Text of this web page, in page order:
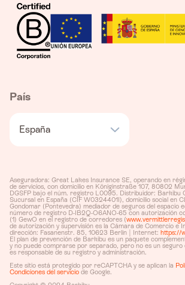
País
España
Aseguradora: Great Lakes Insurance SE, operando en
de servicios, con domicilio en Königinstraße 107, 80802
DGSFP bajo el núm. registro L0095. Distribuidor: Barkibu
Sucursal en España (CIF W0324401I), domicilio social en
Gondomar (Pontevedra) mediador de seguros del espacio
número de registro D-IB2Q-O6ANO-65 con autorización
(1) GewO en el registro de corredores (
de autorización y supervisión es la Cámara de Comercio e
dirección: Fasanenstr. 85, 10623 Berlín | Internet: https://
El plan de prevención de Barkibu es un paquete
y no puede comprarse por separado, pero no es un seguro
es responsable de su registro y administración.
Este sitio está protegido por reCAPTCHA y se aplican la
Condiciones del servicio de Google.